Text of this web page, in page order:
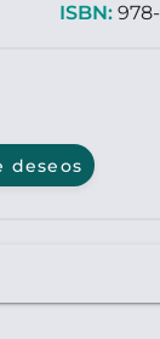
ISBN:
deseos